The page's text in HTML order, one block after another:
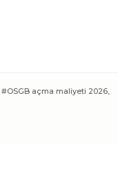
#OSGB açma maliyeti 2026,